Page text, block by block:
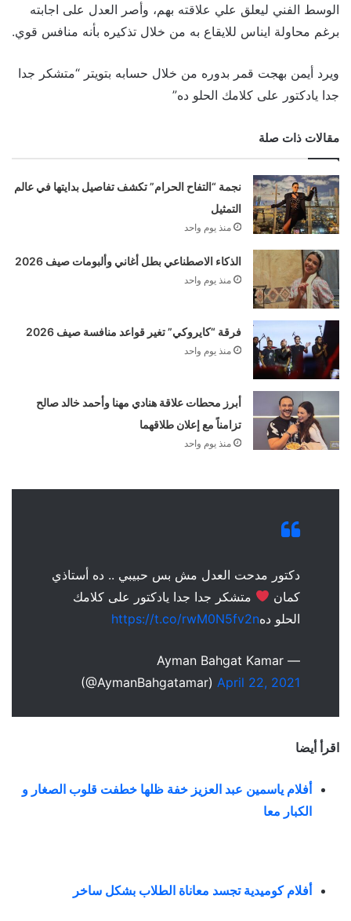
الوسط الفني ليعلق علي علاقته بهم، وأصر العدل على اجابته
برغم محاولة ايناس للايقاع به من خلال تذكيره بأنه منافس قوي.
ويرد أيمن بهجت قمر بدوره من خلال حسابه بتويتر “متشكر جدا
جدا يادكتور على كلامك الحلو ده”
مقالات ذات صلة
نجمة “التفاح الحرام” تكشف تفاصيل بدايتها في عالم
التمثيل
منذ يوم واحد
الذكاء الاصطناعي بطل أغاني وألبومات صيف 2026
منذ يوم واحد
فرقة “كايروكي” تغير قواعد منافسة صيف 2026
منذ يوم واحد
أبرز محطات علاقة هنادي مهنا وأحمد خالد صالح
تزامناً مع إعلان طلاقهما
منذ يوم واحد
دكتور مدحت العدل مش بس حبيبي .. ده أستاذي
كمان
متشكر جدا جدا يادكتور على كلامك
الحلو دهhttps://t.co/rwM0N5fv2n
— Ayman Bahgat Kamar
(@AymanBahgatamar) April 22, 2021
اقرأ أيضا
أفلام ياسمين عبد العزيز خفة ظلها خطفت قلوب الصغار و
الكبار معا
أفلام كوميدية تجسد معاناة الطلاب بشكل ساخر